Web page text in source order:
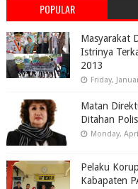
POPULAR
Masyarakat
Istrinya
2013
Friday,
Matan
Ditahan
Monday,
Pelaku
Kabapaten